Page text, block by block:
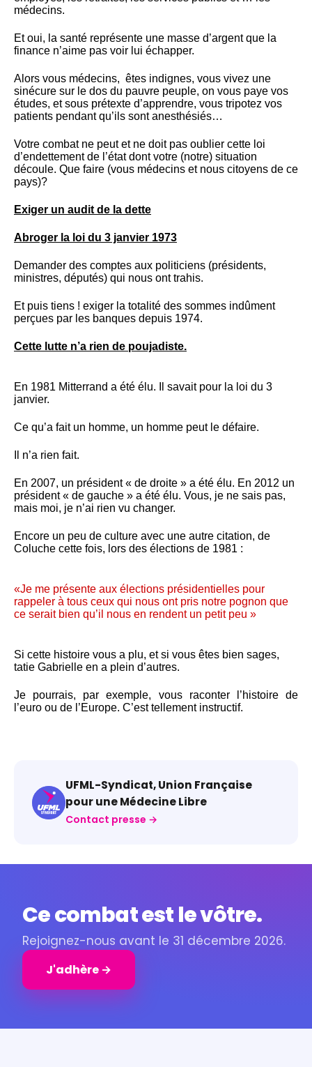
médecins.
Et oui, la santé représente une masse d’argent que la
finance n’aime pas voir lui échapper.
Alors vous médecins, êtes indignes, vous vivez une
sinécure sur le dos du pauvre peuple, on vous paye vos
études, et sous prétexte d’apprendre, vous tripotez vos
patients pendant qu’ils sont anesthésiés…
Votre combat ne peut et ne doit pas oublier cette loi
d’endettement de l’état dont votre (notre) situation
découle. Que faire (vous médecins et nous citoyens de ce
pays)?
Exiger un audit de la dette
Abroger la loi du 3 janvier 1973
Demander des comptes aux politiciens (présidents,
ministres, députés) qui nous ont trahis.
Et puis tiens ! exiger la totalité des sommes indûment
perçues par les banques depuis 1974.
Cette lutte n’a rien de poujadiste.
En 1981 Mitterrand a été élu. Il savait pour la loi du 3
janvier.
Ce qu’a fait un homme, un homme peut le défaire.
Il n’a rien fait.
En 2007, un président « de droite » a été élu. En 2012 un
président « de gauche » a été élu. Vous, je ne sais pas,
mais moi, je n’ai rien vu changer.
Encore un peu de culture avec une autre citation, de
Coluche cette fois, lors des élections de 1981 :
«Je me présente aux élections présidentielles pour
rappeler à tous ceux qui nous ont pris notre pognon que
ce serait bien qu’il nous en rendent un petit peu »
Si cette histoire vous a plu, et si vous êtes bien sages,
tatie Gabrielle en a plein d’autres.
Je pourrais, par exemple, vous raconter l’histoire de
l’euro ou de l’Europe. C’est tellement instructif.
UFML-Syndicat, Union Française
pour une Médecine Libre
Contact presse →
Ce combat est le vôtre.
Rejoignez-nous avant le 31 décembre 2026.
J'adhère →